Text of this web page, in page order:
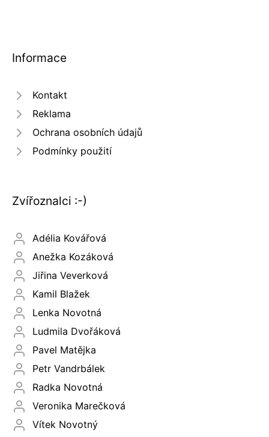
Informace
Kontakt
Reklama
Ochrana osobních údajů
Podmínky použití
Zvířoznalci :-)
Adélia Kovářová
Anežka Kozáková
Jiřina Veverková
Kamil Blažek
Lenka Novotná
Ludmila Dvořáková
Pavel Matějka
Petr Vandrbálek
Radka Novotná
Veronika Marečková
Vítek Novotný